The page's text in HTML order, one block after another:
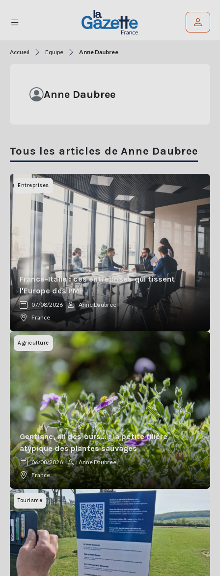
RÉGIONS
TENDANCES
LA
GAZETTE
connecter
S'abonner
Accueil Equipe Anne Daubree
Anne Daubree
Tous les articles de Anne Daubree
Entreprises
France-Italie : ces entreprises qui tissent
l'Europe des PME
07/08/2026
Anne Daubree
France
Agriculture
Gentiane, ail des ours… : la petite filière
atypique des plantes sauvages
06/08/2026
Anne Daubree
France
Tourisme